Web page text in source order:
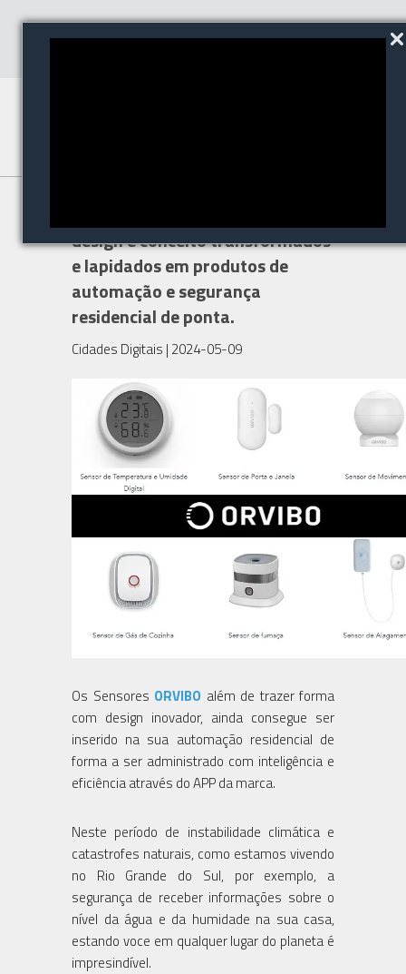
design e conceito transformados
e lapidados em produtos de
automação e segurança
residencial de ponta.
Cidades Digitais | 2024-05-09
Os Sensores ORVIBO além de trazer forma
com design inovador, ainda consegue ser
inserido na sua automação residencial de
forma a ser administrado com inteligência e
eficiência através do APP da marca.
Neste período de instabilidade climática e
catastrofes naturais, como estamos vivendo
no Rio Grande do Sul, por exemplo, a
segurança de receber informações sobre o
nível da água e da humidade na sua casa,
estando voce em qualquer lugar do planeta é
impresindível.